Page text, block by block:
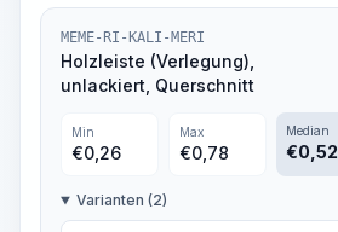
MEME-RI-KALI-MERI
Holzleiste (Verlegung),
unlackiert, Querschnitt
Min
€0,26
Max
€0,78
Median
€0,52
Varianten (2)